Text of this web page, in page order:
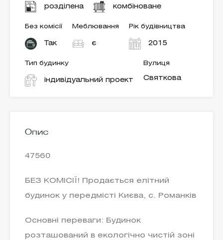
розділена комбіноване
Без комісії
Так
Меблювання
є
Рік будівництва
2015
Тип будинку
індивідуальний проект
Вулиця
Святкова
Опис
47560
БЕЗ КОМІСІЇ! Продається елітний
будинок у передмісті Києва, с. Романків
Основні переваги: Будинок
розташований в екологічно чистій зоні